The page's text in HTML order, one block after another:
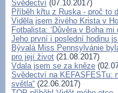
Svědectví (07.10.2017)
Příběh křtu z Ruska - proč to
Viděla jsem živého Krista v
Fotbalista: ‘Důvěra v Boha mi
Jeho první i poslední hodinu
Bývalá Miss Pennsylvánie
pro její život (21.08.2017)
Vdala jsem se za kněze
Svědectví na KEFASFESTu:
světla“ (22.06.2017)